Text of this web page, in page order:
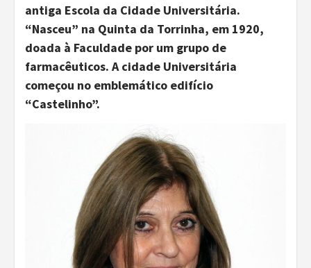
antiga Escola da Cidade Universitária.
“Nasceu” na Quinta da Torrinha, em 1920,
doada à Faculdade por um grupo de
farmacêuticos. A cidade Universitária
começou no emblemático edifício
“Castelinho”.